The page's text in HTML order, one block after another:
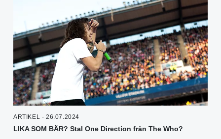
ARTIKEL - 26.07.2024
LIKA SOM BÄR? Stal One Direction från The Who?